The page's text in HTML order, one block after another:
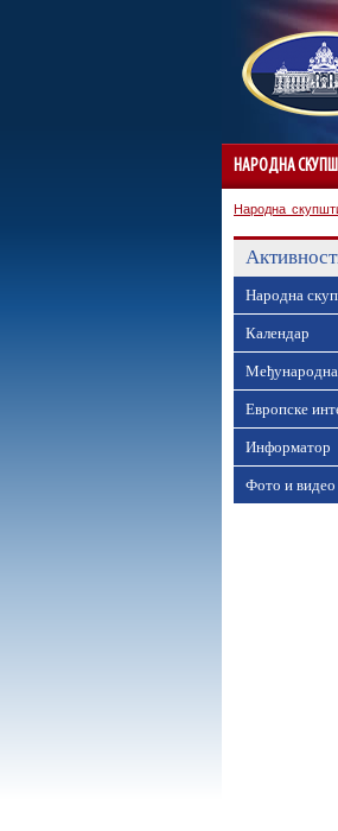
НАРОДНА
Народна
Народна
Календар
Европске
Информатор
Фото и видео